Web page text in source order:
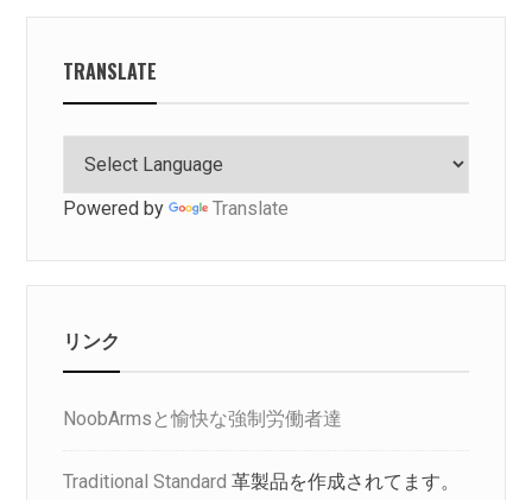
TRANSLATE
Powered by Translate
リンク
NoobArmsと愉快な強制労働者達
Traditional Standard 革製品を作成されてます。